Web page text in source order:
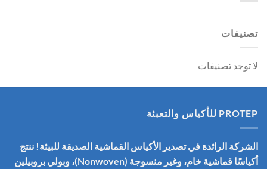
تصنيفات
لا توجد تصنيفات
PROTEP للأكياس والتعبئة
الشركة الرائدة في تصدير الأكياس القماشية الصديقة للبيئة! ننتج
أكياسًا قماشية خام، وغير منسوجة (Nonwoven)، وبولي بروبيلين